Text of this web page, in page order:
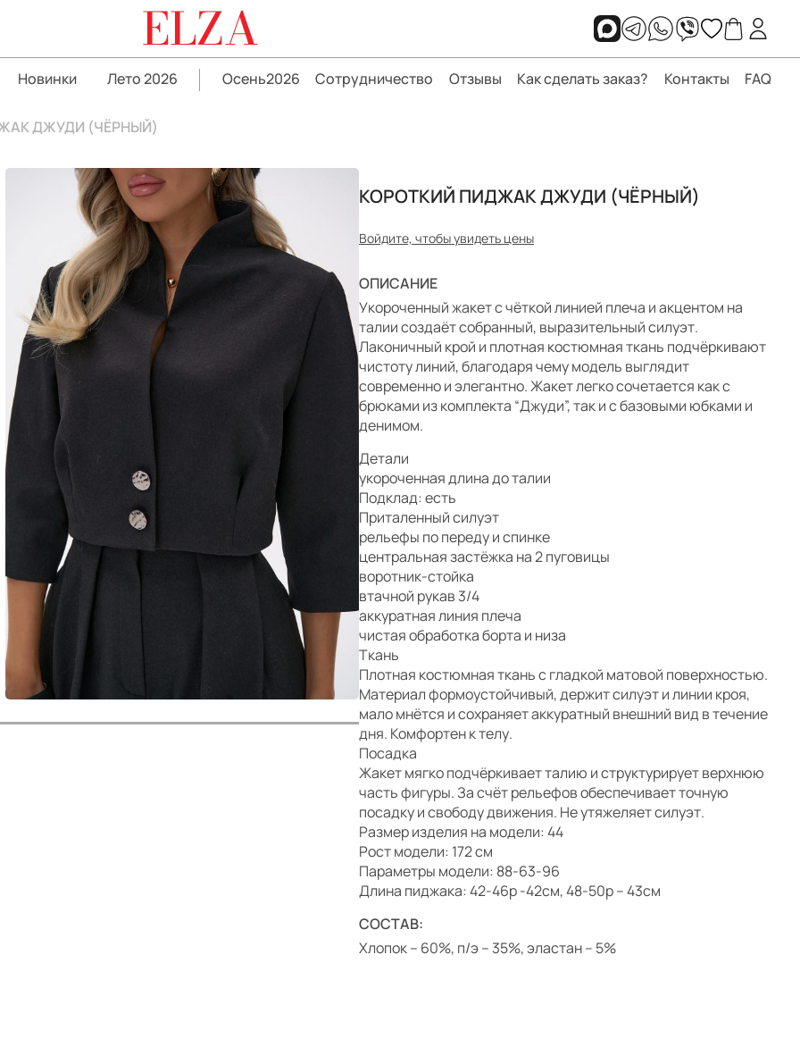
ELZA
Новинки Лето 2026 Осень2026 Сотрудничество Отзывы Как сделать заказ? Контакты FAQ
ДЖУДИ (ЧЁРНЫЙ)
КОРОТКИЙ ПИДЖАК ДЖУДИ (ЧЁРНЫЙ)
Войдите, чтобы увидеть цены
ОПИСАНИЕ
Укороченный жакет с чёткой линией плеча и акцентом на
талии создаёт собранный, выразительный силуэт.
Лаконичный крой и плотная костюмная ткань подчёркивают
чистоту линий, благодаря чему модель выглядит
современно и элегантно. Жакет легко сочетается как с
брюками из комплекта “Джуди”, так и с базовыми юбками и
денимом.
Детали
укороченная длина до талии
Подклад: есть
Приталенный силуэт
рельефы по переду и спинке
центральная застёжка на 2 пуговицы
воротник-стойка
втачной рукав 3/4
аккуратная линия плеча
чистая обработка борта и низа
Ткань
Плотная костюмная ткань с гладкой матовой поверхностью.
Материал формоустойчивый, держит силуэт и линии кроя,
мало мнётся и сохраняет аккуратный внешний вид в течение
дня. Комфортен к телу.
Посадка
Жакет мягко подчёркивает талию и структурирует верхнюю
часть фигуры. За счёт рельефов обеспечивает точную
посадку и свободу движения. Не утяжеляет силуэт.
Размер изделия на модели: 44
Рост модели: 172 см
Параметры модели: 88-63-96
Длина пиджака: 42-46р -42см, 48-50р – 43см
СОСТАВ:
Хлопок – 60%, п/э – 35%, эластан – 5%